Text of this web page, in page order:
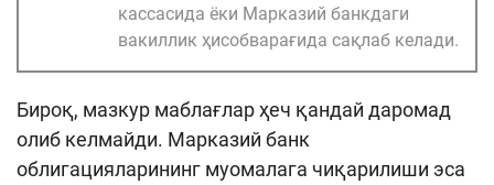
кассасида ёки Марказий банкдаги
вакиллик ҳисобварағида сақлаб келади.
Бироқ, мазкур маблағлар ҳеч қандай даромад
олиб келмайди. Марказий банк
облигацияларининг муомалага чиқарилиши эса